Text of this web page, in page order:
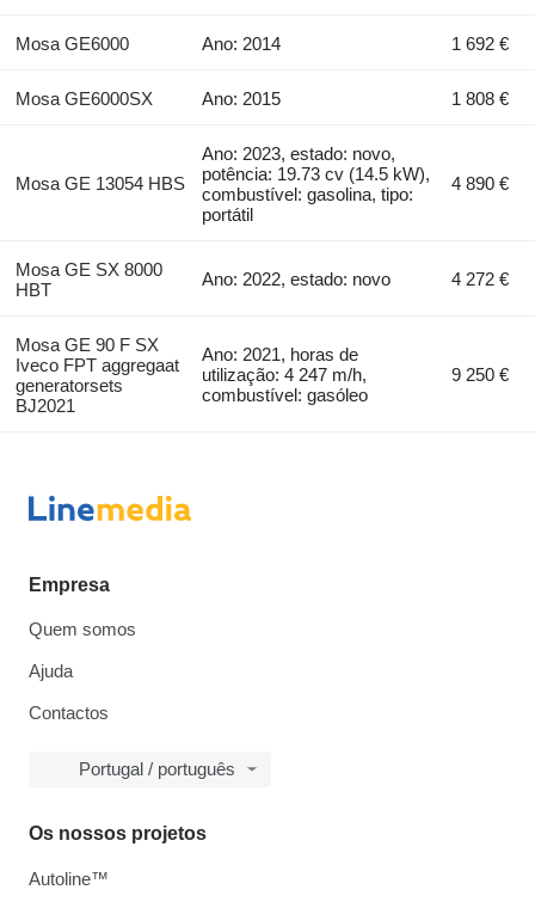
Mosa GE6000 Ano: 2014 1 692 €
Mosa GE6000SX Ano: 2015 1 808 €
Mosa GE 13054 HBS
Ano: 2023, estado: novo,
potência: 19.73 cv (14.5 kW),
combustível: gasolina, tipo:
portátil
4 890 €
Mosa GE SX 8000
HBT
Ano: 2022, estado: novo 4 272 €
Mosa GE 90 F SX
Iveco FPT aggregaat
generatorsets
BJ2021
Ano: 2021, horas de
utilização: 4 247 m/h,
combustível: gasóleo
9 250 €
Empresa
Quem somos
Ajuda
Contactos
Portugal / português
Os nossos projetos
Autoline™